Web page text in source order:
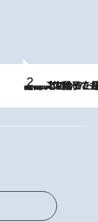
2026.8.5
【阿川佐和子さんの年とる力】なぜ70代で始めた趣味は“こんなに楽しい”のか？ ピアノ、俳句…スランプに陥っても続けられる“ある秘訣”とは